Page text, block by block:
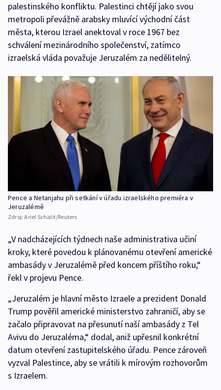
palestinského konfliktu. Palestinci chtějí jako svou
metropoli převážně arabsky mluvící východní část
města, kterou Izrael anektoval v roce 1967 bez
schválení mezinárodního společenství, zatímco
izraelská vláda považuje Jeruzalém za nedělitelný.
Pence a Netanjahu při setkání v úřadu izraelského premiéra v
Jeruzalémě
Zdroj:Ariel Schalit/Reuters
„V nadcházejících týdnech naše administrativa učiní
kroky, které povedou k plánovanému otevření americké
ambasády v Jeruzalémě před koncem příštího roku,“
řekl v projevu Pence.
„Jeruzalém je hlavní město Izraele a prezident Donald
Trump pověřil americké ministerstvo zahraničí, aby se
začalo připravovat na přesunutí naší ambasády z Tel
Avivu do Jeruzaléma,“ dodal, aniž upřesnil konkrétní
datum otevření zastupitelského úřadu. Pence zároveň
vyzval Palestince, aby se vrátili k mírovým rozhovorům
s Izraelem.